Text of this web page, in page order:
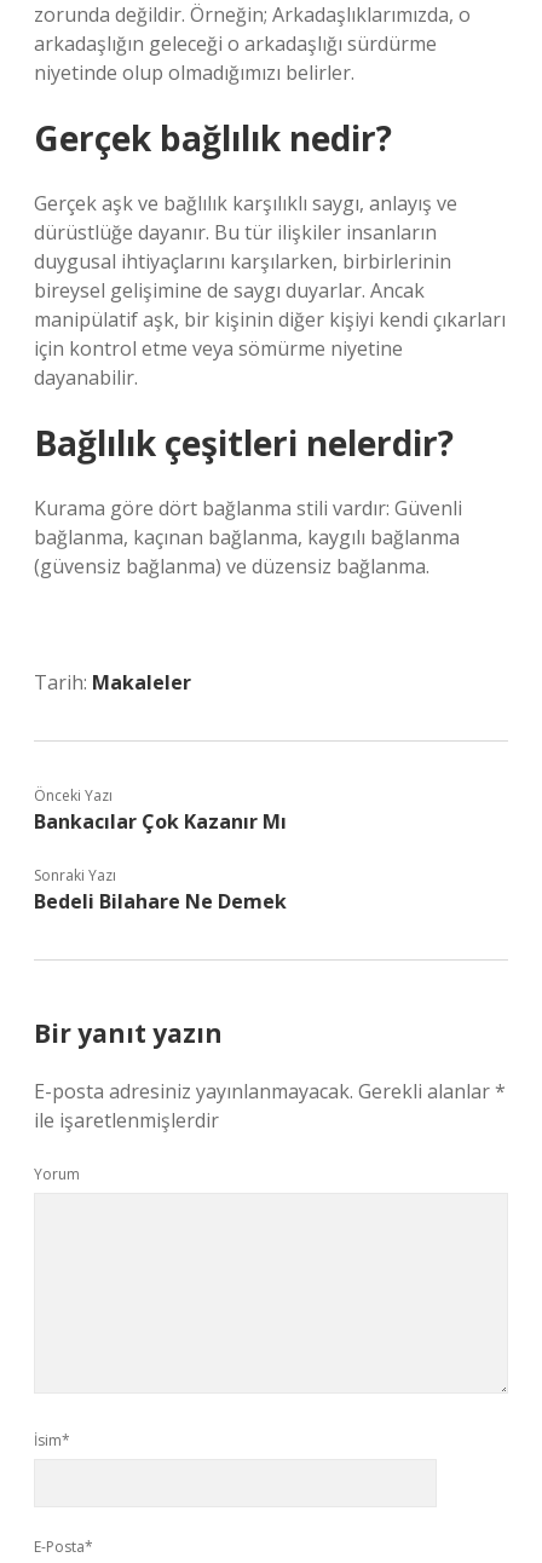
zorunda değildir. Örneğin; Arkadaşlıklarımızda, o
arkadaşlığın geleceği o arkadaşlığı sürdürme
niyetinde olup olmadığımızı belirler.
Gerçek bağlılık nedir?
Gerçek aşk ve bağlılık karşılıklı saygı, anlayış ve
dürüstlüğe dayanır. Bu tür ilişkiler insanların
duygusal ihtiyaçlarını karşılarken, birbirlerinin
bireysel gelişimine de saygı duyarlar. Ancak
manipülatif aşk, bir kişinin diğer kişiyi kendi çıkarları
için kontrol etme veya sömürme niyetine
dayanabilir.
Bağlılık çeşitleri nelerdir?
Kurama göre dört bağlanma stili vardır: Güvenli
bağlanma, kaçınan bağlanma, kaygılı bağlanma
(güvensiz bağlanma) ve düzensiz bağlanma.
Tarih: Makaleler
Önceki Yazı
Bankacılar Çok Kazanır Mı
Sonraki Yazı
Bedeli Bilahare Ne Demek
Bir yanıt yazın
E-posta adresiniz yayınlanmayacak. Gerekli alanlar*
ile işaretlenmişlerdir
Yorum
İsim*
E-Posta*